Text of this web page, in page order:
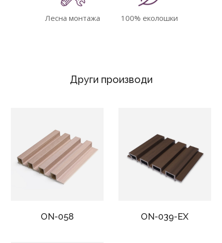
Лесна монтажа 100% еколошки
Други производи
ON-058 ON-039-EX